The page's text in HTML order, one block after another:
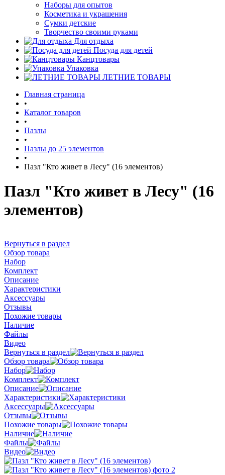
Наборы для опытов
Косметика и украшения
Сумки детские
Творчество своими руками
Для отдыха
Посуда для детей
Канцтовары
Упаковка
ЛЕТНИЕ ТОВАРЫ
Главная страница
•
Каталог товаров
•
Пазлы
•
Пазлы до 25 элементов
•
Пазл "Кто живет в Лесу" (16 элементов)
Пазл "Кто живет в Лесу" (16
элементов)
Вернуться в раздел
Обзор товара
Набор
Комплект
Описание
Характеристики
Аксессуары
Отзывы
Похожие товары
Наличие
Файлы
Видео
Вернуться в раздел
Обзор товара
Набор
Комплект
Описание
Характеристики
Аксессуары
Отзывы
Похожие товары
Наличие
Файлы
Видео